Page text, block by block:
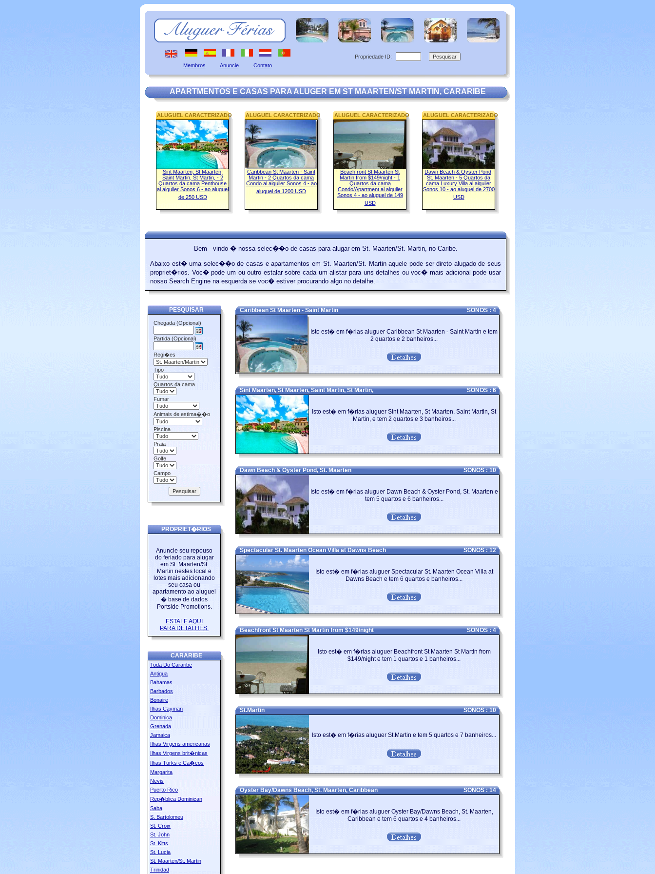
Membros Anuncie Contato
Propriedade ID:
APARTMENTOS E CASAS PARA ALUGER EM ST MAARTEN/ST MARTIN, CARARIBE
ALUGUEL CARACTERIZADO
Sint Maarten, St Maarten,
Saint Martin, St Martin, - 2
Quartos da cama Penthouse
al alquiler Sonos 6 - ao aluguel
de 250 USD
ALUGUEL CARACTERIZADO
Caribbean St Maarten - Saint
Martin - 2 Quartos da cama
Condo al alquiler Sonos 4 - ao
aluguel de 1200 USD
ALUGUEL CARACTERIZADO
Beachfront St Maarten St
Martin from $149/night - 1
Quartos da cama
Condo/Apartment al alquiler
Sonos 4 - ao aluguel de 149
USD
ALUGUEL CARACTERIZADO
Dawn Beach & Oyster Pond,
St. Maarten - 5 Quartos da
cama Luxury Villa al alquiler
Sonos 10 - ao aluguel de 2700
USD
Bem - vindo � nossa selec��o de casas para alugar em St. Maarten/St. Martin, no Caribe.
Abaixo est� uma selec��o de casas e apartamentos em St. Maarten/St. Martin aquele pode ser direto alugado de seus
propriet�rios. Voc� pode um ou outro estalar sobre cada um alistar para uns detalhes ou voc� mais adicional pode usar
nosso Search Engine na esquerda se voc� estiver procurando algo no detalhe.
PESQUISAR
Chegada (Opcional)
Partida (Opcional)
Regi�es
Tipo
Quartos da cama
Fumar
Animais de estima��o
Piscina
Praia
Golfe
Campo
PROPRIET�RIOS
Anuncie seu repouso
do feriado para alugar
em St. Maarten/St.
Martin nestes local e
lotes mais adicionando
seu casa ou
apartamento ao aluguel
� base de dados
Portside Promotions.
ESTALE AQUI
PARA DETALHES.
CARARIBE
Toda Do Cararibe
Antigua
Bahamas
Barbados
Bonaire
Ilhas Cayman
Dominica
Grenada
Jamaica
Ilhas Virgens americanas
Ilhas Virgens brit�nicas
Ilhas Turks e Ca�cos
Margarita
Nevis
Puerto Rico
Rep�blica Dominican
Saba
S. Bartolomeu
St. Croix
St. John
St. Kitts
St. Lucia
St. Maarten/St. Martin
Trinidad
Caribbean St Maarten - Saint Martin SONOS : 4
Isto est� em f�rias aluguer Caribbean St Maarten - Saint Martin e tem
2 quartos e 2 banheiros...
Sint Maarten, St Maarten, Saint Martin, St Martin, SONOS : 6
Isto est� em f�rias aluguer Sint Maarten, St Maarten, Saint Martin, St
Martin, e tem 2 quartos e 3 banheiros...
Dawn Beach & Oyster Pond, St. Maarten SONOS : 10
Isto est� em f�rias aluguer Dawn Beach & Oyster Pond, St. Maarten e
tem 5 quartos e 6 banheiros...
Spectacular St. Maarten Ocean Villa at Dawns Beach SONOS : 12
Isto est� em f�rias aluguer Spectacular St. Maarten Ocean Villa at
Dawns Beach e tem 6 quartos e banheiros...
Beachfront St Maarten St Martin from $149/night SONOS : 4
Isto est� em f�rias aluguer Beachfront St Maarten St Martin from
$149/night e tem 1 quartos e 1 banheiros...
St.Martin SONOS : 10
Isto est� em f�rias aluguer St.Martin e tem 5 quartos e 7 banheiros...
Oyster Bay/Dawns Beach, St. Maarten, Caribbean SONOS : 14
Isto est� em f�rias aluguer Oyster Bay/Dawns Beach, St. Maarten,
Caribbean e tem 6 quartos e 4 banheiros...